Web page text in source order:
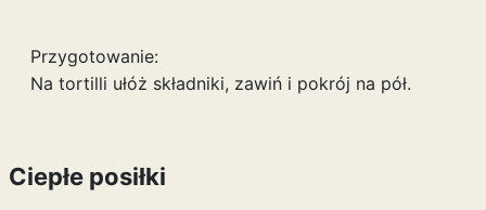
Przygotowanie:
Na tortilli ułóż składniki, zawiń i pokrój na pół.
Ciepłe posiłki